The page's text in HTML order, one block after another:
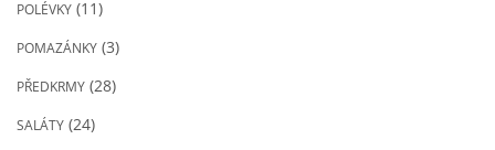
POLÉVKY (11)
POMAZÁNKY (3)
PŘEDKRMY (28)
SALÁTY (24)